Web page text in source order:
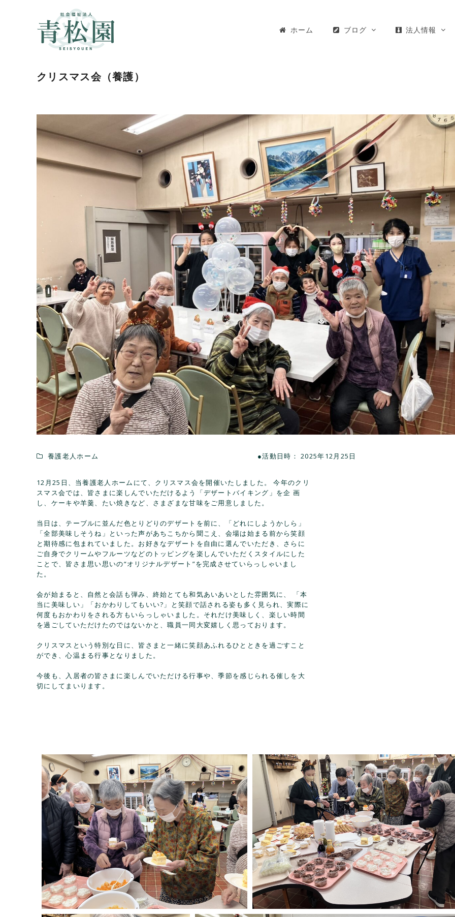
ホーム ブログ 法人情報
クリスマス会（養護）
養護老人ホーム ●活動日時： 2025年12月25日
12月25日、当養護老人ホームにて、クリスマス会を開催いたしました。 今年のクリ
スマス会では、皆さまに楽しんでいただけるよう「デザートバイキング」を企 画
し、ケーキや羊羹、たい焼きなど、さまざまな甘味をご用意しました。
当日は、テーブルに並んだ色とりどりのデザートを前に、「どれにしようかしら」
「全部美味しそうね」といった声があちこちから聞こえ、会場は始まる前から笑顔
と期待感に包まれていました。お好きなデザートを自由に選んでいただき、さらに
ご自身でクリームやフルーツなどのトッピングを楽しんでいただくスタイルにした
ことで、皆さま思い思いの“オリジナルデザート”を完成させていらっしゃいまし
た。
会が始まると、自然と会話も弾み、終始とても和気あいあいとした雰囲気に、 「本
当に美味しい」「おかわりしてもいい?」と笑顔で話される姿も多く見られ、実際に
何度もおかわりをされる方もいらっしゃいました。それだけ美味しく、楽しい時間
を過ごしていただけたのではないかと、職員一同大変嬉しく思っております。
クリスマスという特別な日に、皆さまと一緒に笑顔あふれるひとときを過ごすこと
ができ、心温まる行事となりました。
今後も、入居者の皆さまに楽しんでいただける行事や、季節を感じられる催しを大
切にしてまいります。